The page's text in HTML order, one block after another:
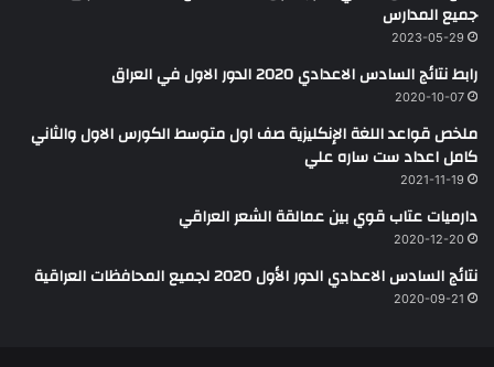
جميع المدارس
2023-05-29
رابط نتائج السادس الاعدادي 2020 الدور الاول في العراق
2020-10-07
ملخص قواعد اللغة الإنكليزية صف اول متوسط الكورس الاول والثاني
كامل اعداد ست ساره علي
2021-11-19
دارميات عتاب قوي بين عمالقة الشعر العراقي
2020-12-20
نتائج السادس الاعدادي الدور الأول 2020 لجميع المحافظات العراقية
2020-09-21